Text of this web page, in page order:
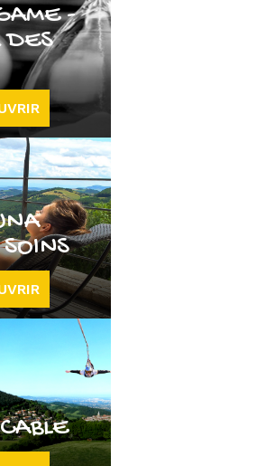
-
DES